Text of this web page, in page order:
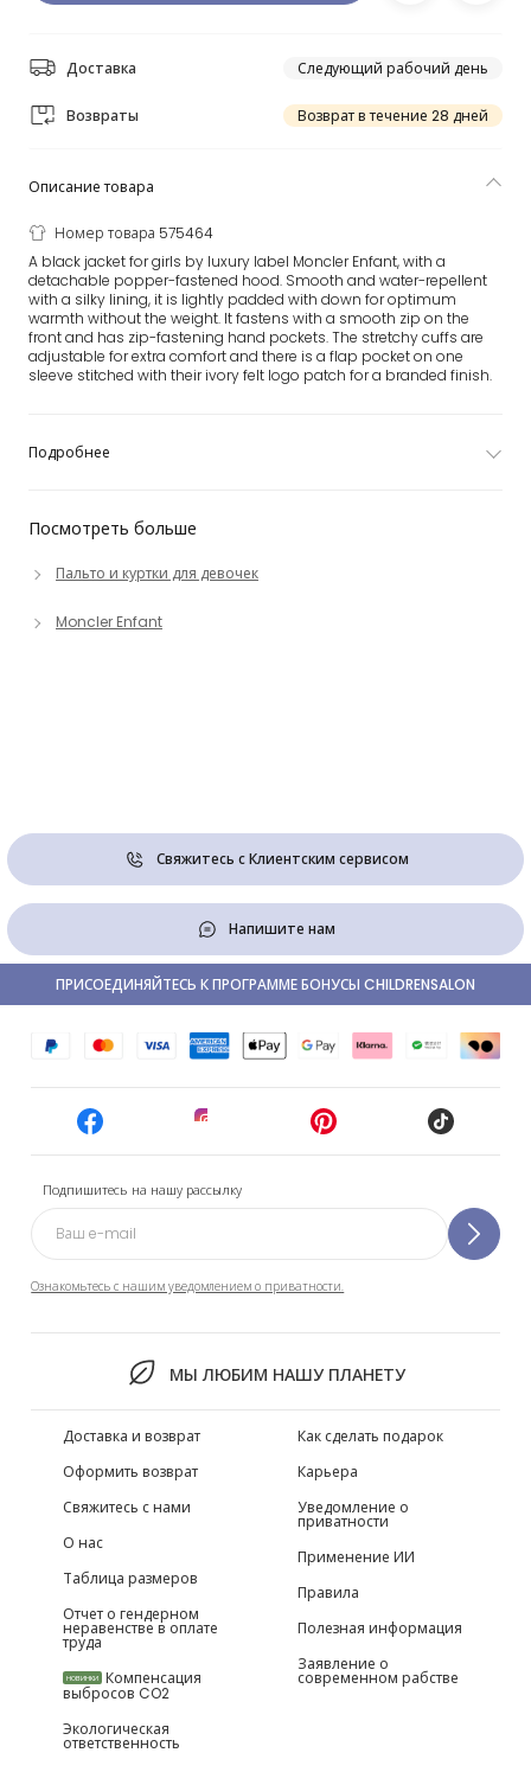
Доставка Следующий рабочий день
Возвраты Возврат в течение 28 дней
Посмотреть больше
Пальто и куртки для девочек
Moncler Enfant
Описание товара
Номер товара 575464
A black jacket for girls by luxury label Moncler Enfant, with a
detachable popper-fastened hood. Smooth and water-repellent
with a silky lining, it is lightly padded with down for optimum
warmth without the weight. It fastens with a smooth zip on the
front and has zip-fastening hand pockets. The stretchy cuffs are
adjustable for extra comfort and there is a flap pocket on one
sleeve stitched with their ivory felt logo patch for a branded finish.
Подробнее
Свяжитесь с Клиентским сервисом
Напишите нам
Подпишитесь на нашу рассылку
Ознакомьтесь с нашим уведомлением о приватности.
МЫ ЛЮБИМ НАШУ ПЛАНЕТУ
ПРИСОЕДИНЯЙТЕСЬ К ПРОГРАММЕ БОНУСЫ CHILDRENSALON
Доставка и возврат
Оформить возврат
Свяжитесь с нами
О нас
Таблица размеров
Отчет о гендерном
неравенстве в оплате
труда
НОВИНКИ Компенсация
выбросов CO2
Экологическая
ответственность
Как сделать подарок
Карьера
Уведомление о
приватности
Применение ИИ
Правила
Полезная информация
Заявление о
современном рабстве